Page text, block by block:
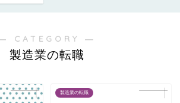
CATEGORY ―
製造業の転職
製造業の転職